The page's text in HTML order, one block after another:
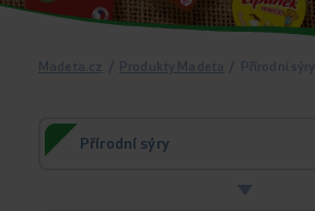
Madeta.cz / Produkty Madeta / Přírodní sýry
Přírodní sýry